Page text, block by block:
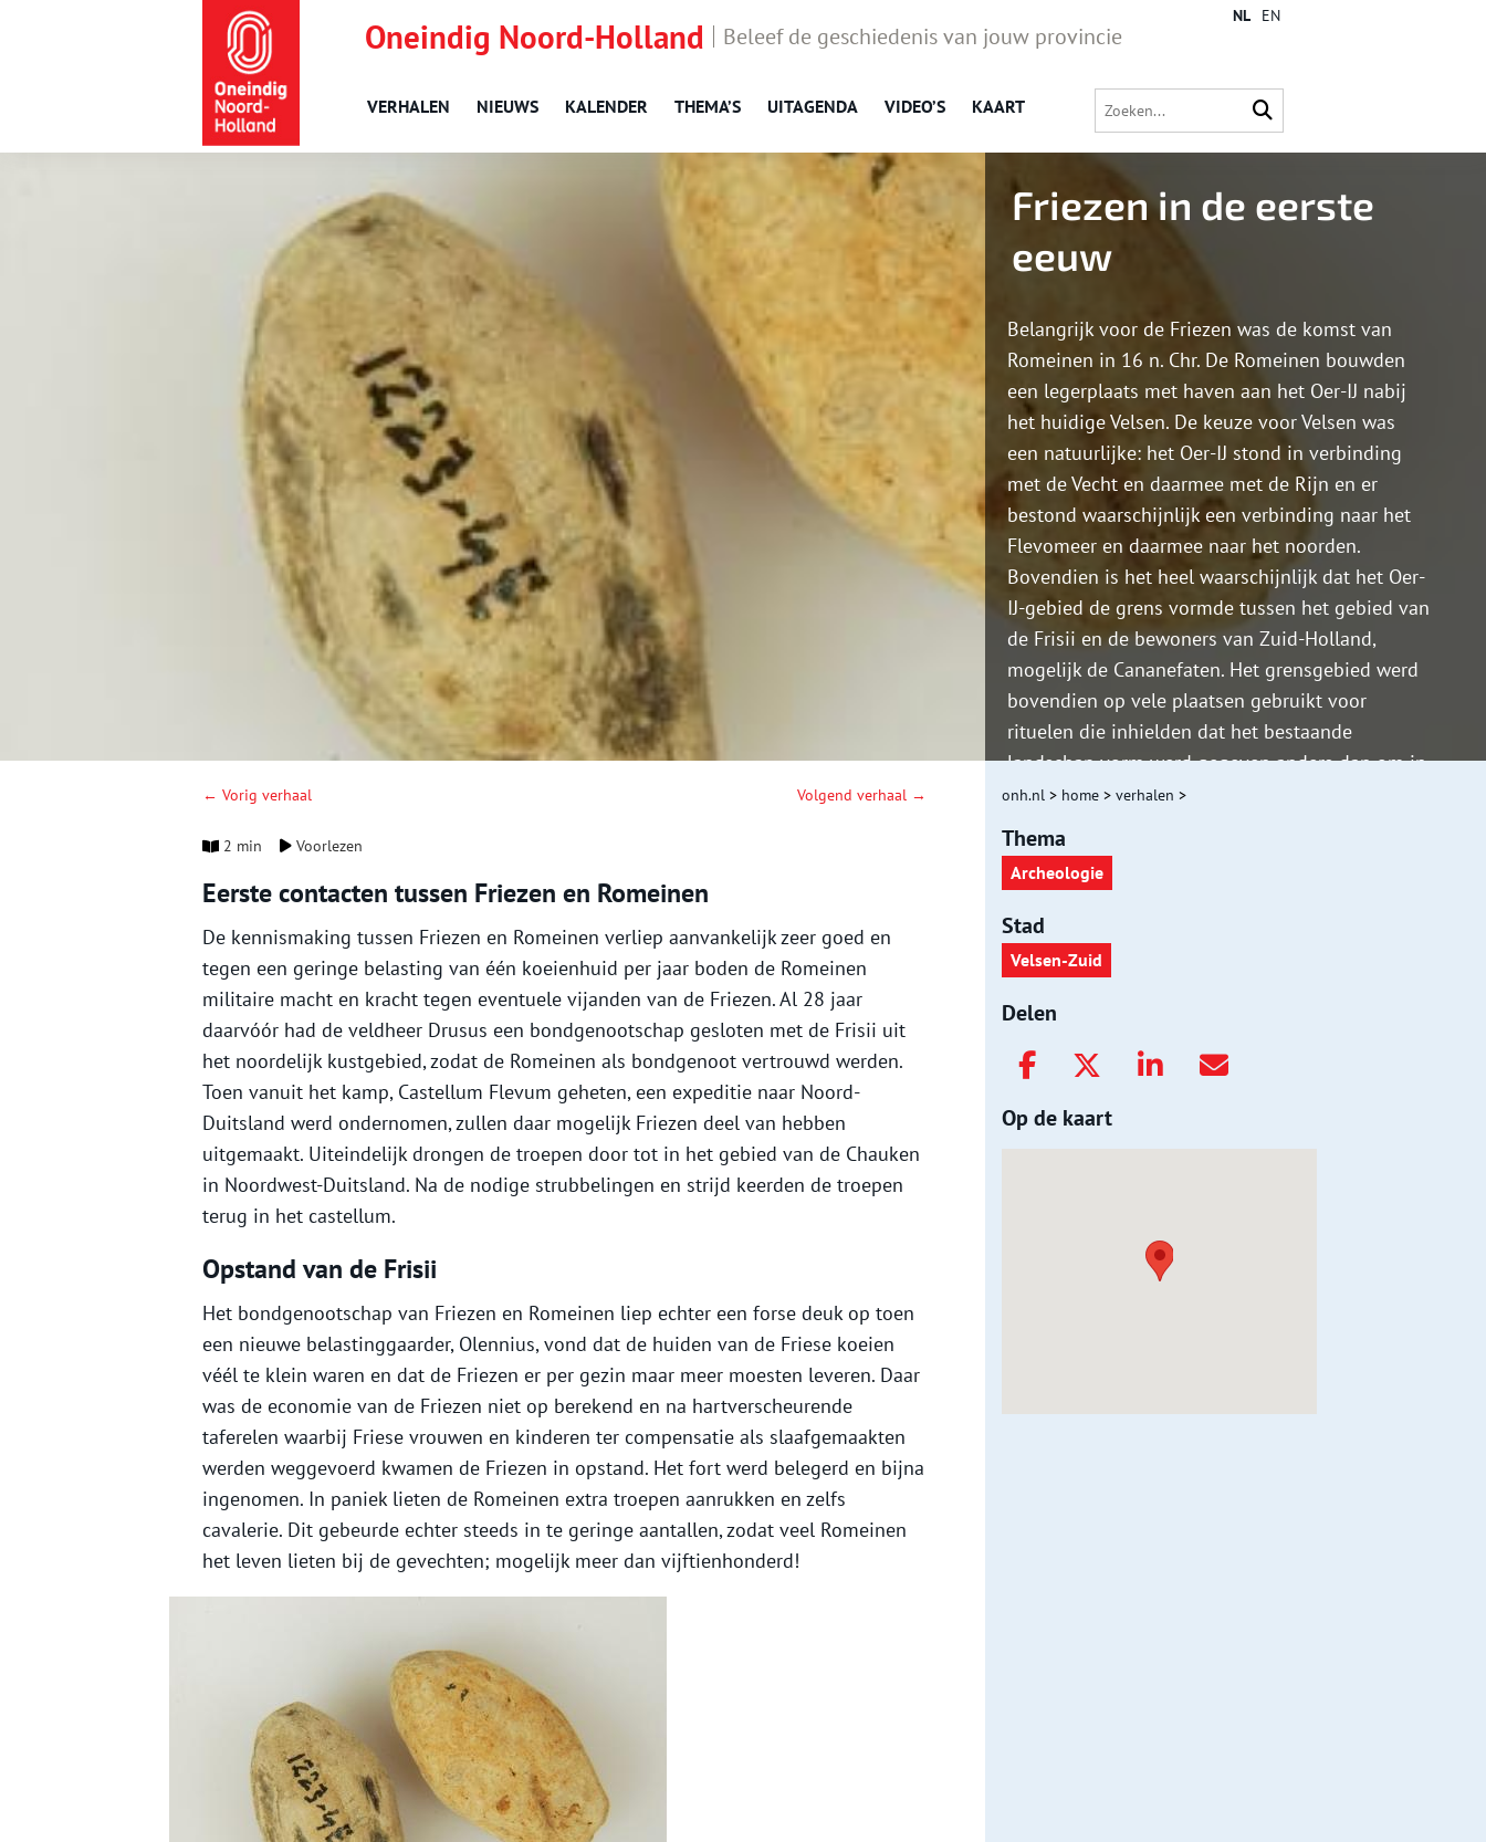
Oneindig Noord-Holland Beleef de geschiedenis van jouw provincie
VERHALEN NIEUWS KALENDER THEMA’S UITAGENDA VIDEO’S KAART
NL EN
Friezen in de eerste
eeuw
Belangrijk voor de Friezen was de komst van
Romeinen in 16 n. Chr. De Romeinen bouwden
een legerplaats met haven aan het Oer-IJ nabij
het huidige Velsen. De keuze voor Velsen was
een natuurlijke: het Oer-IJ stond in verbinding
met de Vecht en daarmee met de Rijn en er
bestond waarschijnlijk een verbinding naar het
Flevomeer en daarmee naar het noorden.
Bovendien is het heel waarschijnlijk dat het Oer-
IJ-gebied de grens vormde tussen het gebied van
de Frisii en de bewoners van Zuid-Holland,
mogelijk de Cananefaten. Het grensgebied werd
bovendien op vele plaatsen gebruikt voor
rituelen die inhielden dat het bestaande
landschap vorm werd gegeven anders dan om in
te wonen en te werken. Dergelijke cultusplaatsen
zijn gevonden in de Velserbroekpolder en de
Broekpolder bij Beverwijk/Heemskerk.
← Vorig verhaal Volgend verhaal →
2 min Voorlezen
Eerste contacten tussen Friezen en Romeinen
De kennismaking tussen Friezen en Romeinen verliep aanvankelijk zeer goed en
tegen een geringe belasting van één koeienhuid per jaar boden de Romeinen
militaire macht en kracht tegen eventuele vijanden van de Friezen. Al 28 jaar
daarvóór had de veldheer Drusus een bondgenootschap gesloten met de Frisii uit
het noordelijk kustgebied, zodat de Romeinen als bondgenoot vertrouwd werden.
Toen vanuit het kamp, Castellum Flevum geheten, een expeditie naar Noord-
Duitsland werd ondernomen, zullen daar mogelijk Friezen deel van hebben
uitgemaakt. Uiteindelijk drongen de troepen door tot in het gebied van de Chauken
in Noordwest-Duitsland. Na de nodige strubbelingen en strijd keerden de troepen
terug in het castellum.
Opstand van de Frisii
Het bondgenootschap van Friezen en Romeinen liep echter een forse deuk op toen
een nieuwe belastinggaarder, Olennius, vond dat de huiden van de Friese koeien
véél te klein waren en dat de Friezen er per gezin maar meer moesten leveren. Daar
was de economie van de Friezen niet op berekend en na hartverscheurende
taferelen waarbij Friese vrouwen en kinderen ter compensatie als slaafgemaakten
werden weggevoerd kwamen de Friezen in opstand. Het fort werd belegerd en bijna
ingenomen. In paniek lieten de Romeinen extra troepen aanrukken en zelfs
cavalerie. Dit gebeurde echter steeds in te geringe aantallen, zodat veel Romeinen
het leven lieten bij de gevechten; mogelijk meer dan vijftienhonderd!
onh.nl > home > verhalen >
Thema
Archeologie
Stad
Velsen-Zuid
Delen
Op de kaart